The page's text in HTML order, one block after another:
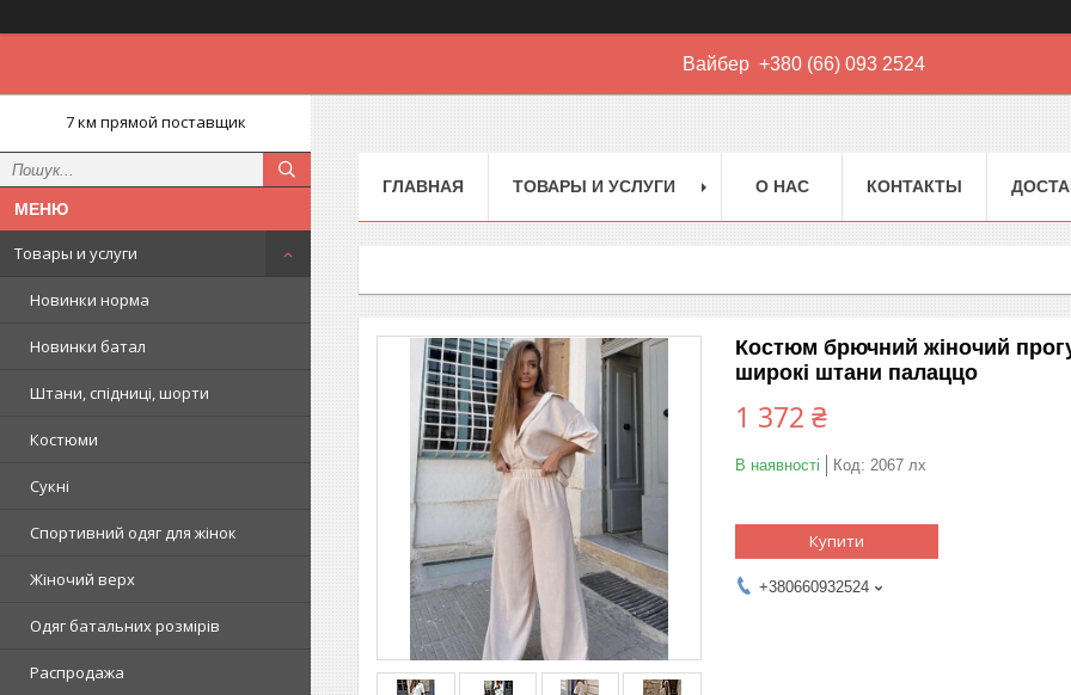
Вайбер +380 (66) 093 2524
7 км прямой поставщик
Товары и услуги
Новинки норма
Новинки батал
Штани, спідниці, шорти
Костюми
Сукні
Спортивний одяг для жінок
Жіночий верх
Одяг батальних розмірів
Распродажа
ГЛАВНАЯ ТОВАРЫ И УСЛУГИ О НАС КОНТАКТЫ
Костюм брючний жіночий
широкі штани палаццо
1 372 ₴
В наявності Код: 2067 лх
Купити
+380660932524